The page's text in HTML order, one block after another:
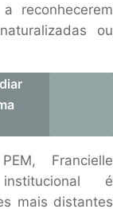
reconhecerem
ou
Francielle
é
mais distantes